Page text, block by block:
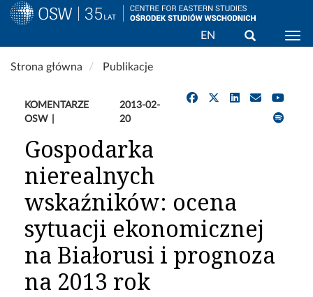
Przejdź
do
EN Wyszukaj
Strona główna Publikacje
KOMENTARZE
OSW
2013-02-
20
Gospodarka
nierealnych
wskaźników: ocena
sytuacji ekonomicznej
na Białorusi i prognoza
na 2013 rok